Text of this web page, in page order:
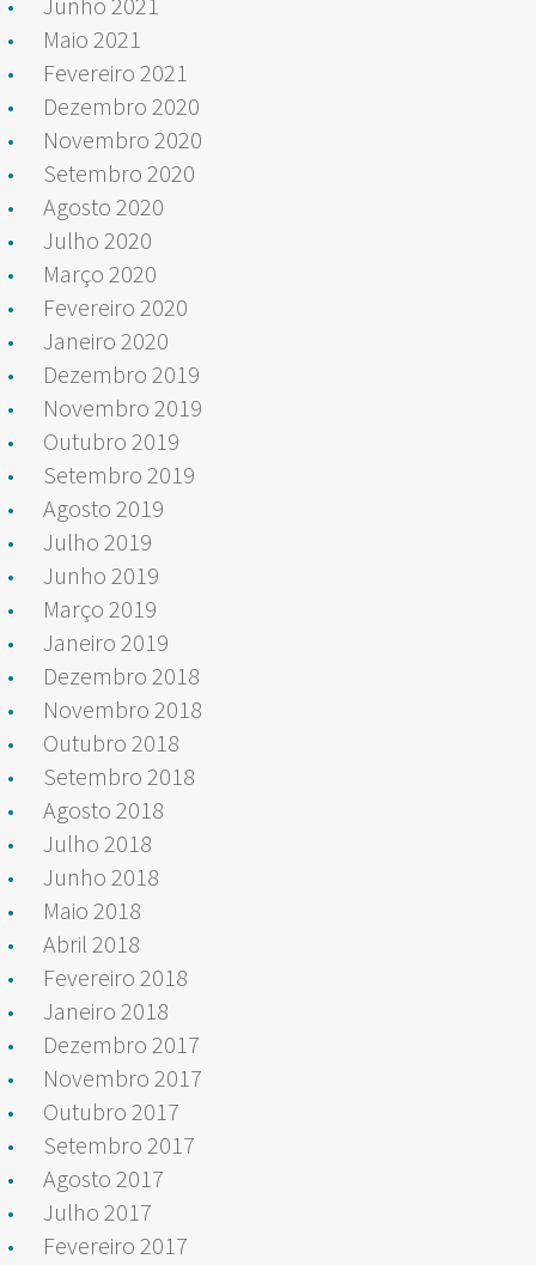
Maio 2021
Fevereiro 2021
Dezembro 2020
Novembro 2020
Setembro 2020
Agosto 2020
Julho 2020
Março 2020
Fevereiro 2020
Janeiro 2020
Dezembro 2019
Novembro 2019
Outubro 2019
Setembro 2019
Agosto 2019
Julho 2019
Junho 2019
Março 2019
Janeiro 2019
Dezembro 2018
Novembro 2018
Outubro 2018
Setembro 2018
Agosto 2018
Julho 2018
Junho 2018
Maio 2018
Abril 2018
Fevereiro 2018
Janeiro 2018
Dezembro 2017
Novembro 2017
Outubro 2017
Setembro 2017
Agosto 2017
Julho 2017
Fevereiro 2017